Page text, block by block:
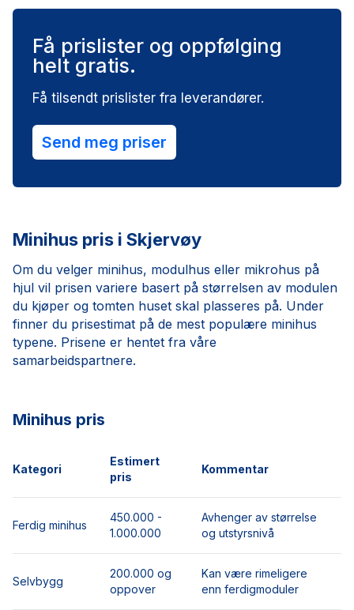
Få prislister og oppfølging
helt gratis.
Få tilsendt prislister fra leverandører.
Send meg priser
Minihus pris i Skjervøy
Om du velger minihus, modulhus eller mikrohus på
hjul vil prisen variere basert på størrelsen av modulen
du kjøper og tomten huset skal plasseres på. Under
finner du prisestimat på de mest populære minihus
typene. Prisene er hentet fra våre
samarbeidspartnere.
Minihus pris
Kategori
Estimert
pris
Kommentar
Ferdig minihus
450.000 -
1.000.000
Avhenger av størrelse
og utstyrsnivå
Selvbygg
200.000 og
oppover
Kan være rimeligere
enn ferdigmoduler